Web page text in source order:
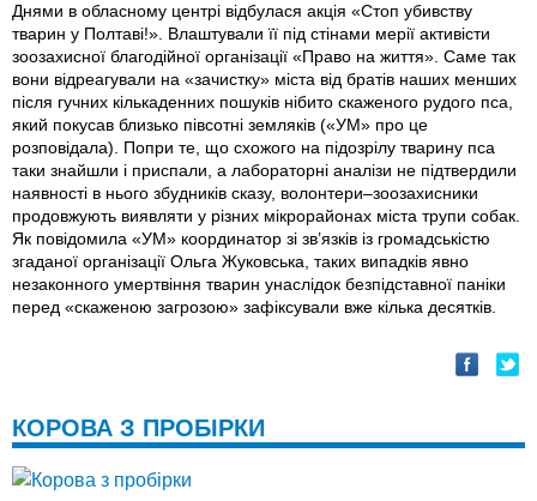
Днями в обласному центрі відбулася акція «Стоп убивству
тварин у Полтаві!». Влаштували її під стінами мерії активісти
зоозахисної благодійної організації «Право на життя». Саме так
вони відреагували на «зачистку» міста від братів наших менших
після гучних кількаденних пошуків нібито скаженого рудого пса,
який покусав близько півсотні земляків («УМ» про це
розповідала). Попри те, що схожого на підозрілу тварину пса
таки знайшли і приспали, а лабораторні аналізи не підтвердили
наявності в нього збудників сказу, волонтери–зоозахисники
продовжують виявляти у різних мікрорайонах міста трупи собак.
Як повідомила «УМ» координатор зі зв’язків із громадськістю
згаданої організації Ольга Жуковська, таких випадків явно
незаконного умертвіння тварин унаслідок безпідставної паніки
перед «скаженою загрозою» зафіксували вже кілька десятків.
КОРОВА З ПРОБІРКИ